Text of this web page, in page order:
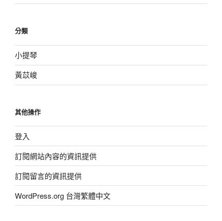
分類
小提琴
黃苡峻
其他操作
登入
訂閱網站內容的資訊提供
訂閱留言的資訊提供
WordPress.org 台灣繁體中文